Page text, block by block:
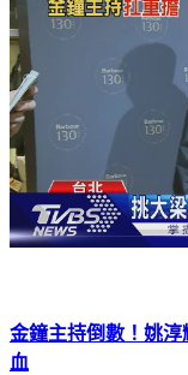
金鐘主持倒數！姚
血